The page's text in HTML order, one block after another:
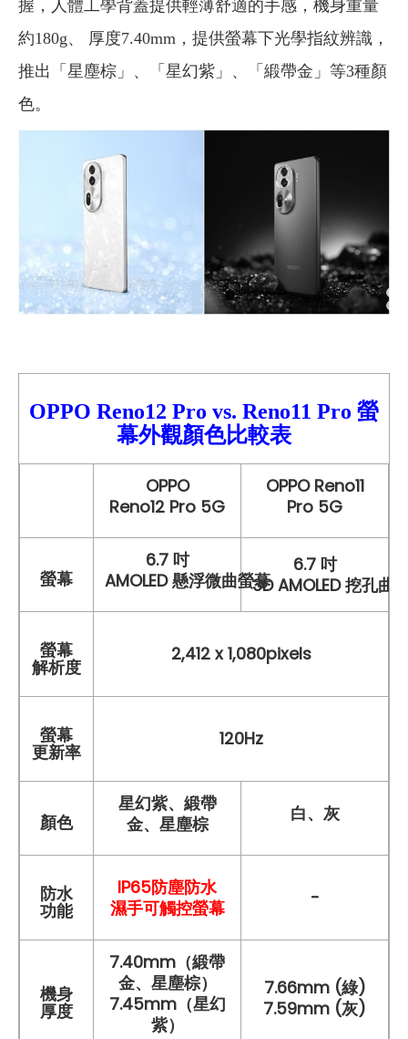
握，人體工學背蓋提供輕薄舒適的手感，機身重量
約180g、 厚度7.40mm，提供螢幕下光學指紋辨識，
推出「星塵棕」、「星幻紫」、「緞帶金」等3種顏
色。
OPPO Reno12 Pro vs. Reno11 Pro 螢
幕外觀顏色比較表
OPPO
Reno12 Pro 5G
OPPO Reno11
Pro 5G
螢幕
6.7 吋
AMOLED 懸浮微曲螢幕
6.7 吋
3D AMOLED 挖孔曲
螢幕
解析度
2,412 x 1,080pixels
螢幕
更新率
120Hz
顏色
星幻紫、緞帶
金、星塵棕
白、灰
防水
功能
IP65防塵防水
濕手可觸控螢幕
-
機身
厚度
7.40mm（緞帶
金、星塵棕）
7.45mm（星幻
紫）
7.66mm (綠)
7.59mm (灰)